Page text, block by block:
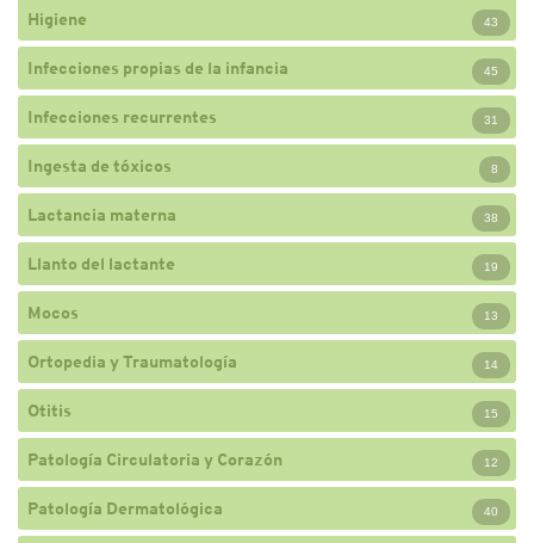
Higiene 43
Infecciones propias de la infancia 45
Infecciones recurrentes 31
Ingesta de tóxicos 8
Lactancia materna 38
Llanto del lactante 19
Mocos 13
Ortopedia y Traumatología 14
Otitis 15
Patología Circulatoria y Corazón 12
Patología Dermatológica 40